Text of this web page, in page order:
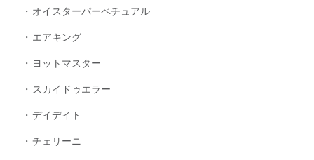
オイスターパーペチュアル
エアキング
ヨットマスター
スカイドゥエラー
デイデイト
チェリーニ